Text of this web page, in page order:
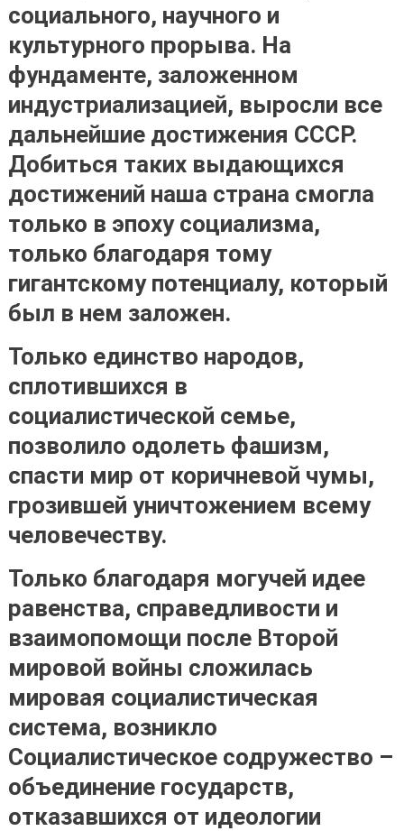
социального, научного и
культурного прорыва. На
фундаменте, заложенном
индустриализацией, выросли все
дальнейшие достижения СССР.
Добиться таких выдающихся
достижений наша страна смогла
только в эпоху социализма,
только благодаря тому
гигантскому потенциалу, который
был в нем заложен.
Только единство народов,
сплотившихся в
социалистической семье,
позволило одолеть фашизм,
спасти мир от коричневой чумы,
грозившей уничтожением всему
человечеству.
Только благодаря могучей идее
равенства, справедливости и
взаимопомощи после Второй
мировой войны сложилась
мировая социалистическая
система, возникло
Социалистическое содружество –
объединение государств,
отказавшихся от идеологии